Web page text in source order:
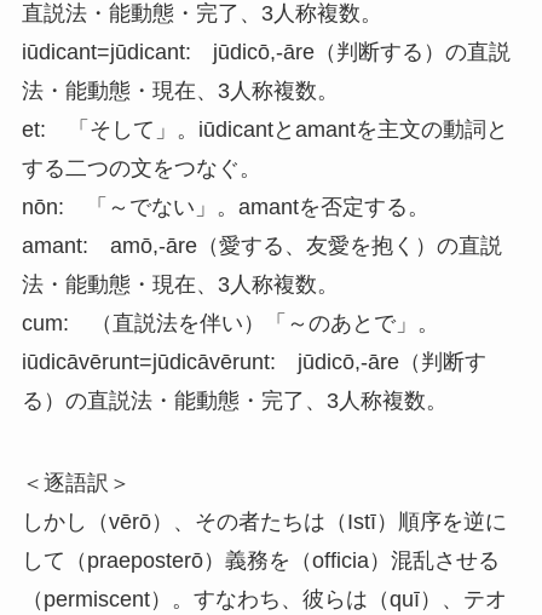
直説法・能動態・完了、3人称複数。
iūdicant=jūdicant: jūdicō,-āre（判断する）の直説
法・能動態・現在、3人称複数。
et: 「そして」。iūdicantとamantを主文の動詞と
する二つの文をつなぐ。
nōn: 「～でない」。amantを否定する。
amant: amō,-āre（愛する、友愛を抱く）の直説
法・能動態・現在、3人称複数。
cum: （直説法を伴い）「～のあとで」。
iūdicāvērunt=jūdicāvērunt: jūdicō,-āre（判断す
る）の直説法・能動態・完了、3人称複数。
＜逐語訳＞
しかし（vērō）、その者たちは（Istī）順序を逆に
して（praeposterō）義務を（officia）混乱させる
（permiscent）。すなわち、彼らは（quī）、テオ